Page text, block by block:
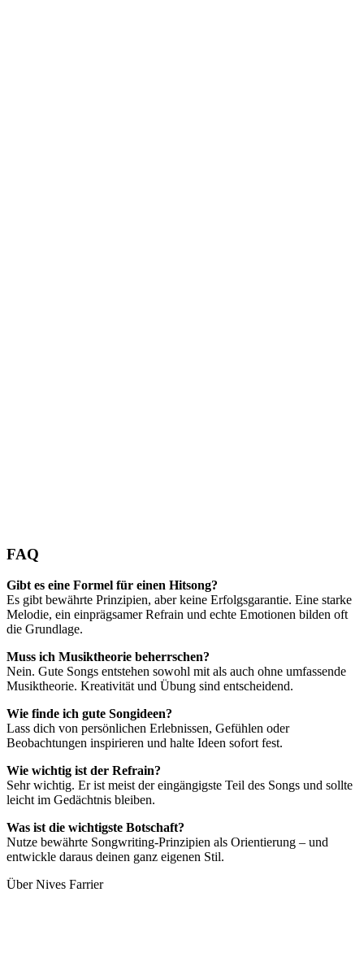
FAQ
Gibt es eine Formel für einen Hitsong?
Es gibt bewährte Prinzipien, aber keine Erfolgsgarantie. Eine starke
Melodie, ein einprägsamer Refrain und echte Emotionen bilden oft
die Grundlage.
Muss ich Musiktheorie beherrschen?
Nein. Gute Songs entstehen sowohl mit als auch ohne umfassende
Musiktheorie. Kreativität und Übung sind entscheidend.
Wie finde ich gute Songideen?
Lass dich von persönlichen Erlebnissen, Gefühlen oder
Beobachtungen inspirieren und halte Ideen sofort fest.
Wie wichtig ist der Refrain?
Sehr wichtig. Er ist meist der eingängigste Teil des Songs und sollte
leicht im Gedächtnis bleiben.
Was ist die wichtigste Botschaft?
Nutze bewährte Songwriting-Prinzipien als Orientierung – und
entwickle daraus deinen ganz eigenen Stil.
Über Nives Farrier